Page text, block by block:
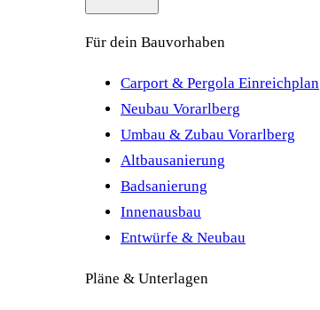
Für dein Bauvorhaben
Carport & Pergola Einreichplan
Neubau Vorarlberg
Umbau & Zubau Vorarlberg
Altbausanierung
Badsanierung
Innenausbau
Entwürfe & Neubau
Pläne & Unterlagen